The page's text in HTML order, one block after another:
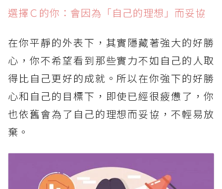
選擇Ｃ的你：會因為「自己的理想」而妥協
在你平靜的外表下，其實隱藏著強大的好勝
心，你不希望看到那些實力不如自己的人取
得比自己更好的成就。所以在你強下的好勝
心和自己的目標下，即使已經很疲憊了，你
也依舊會為了自己的理想而妥協，不輕易放
棄。